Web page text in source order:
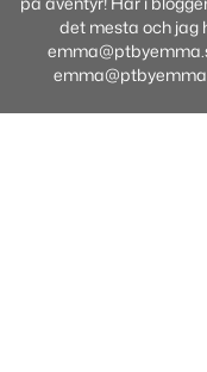
det mesta och jag